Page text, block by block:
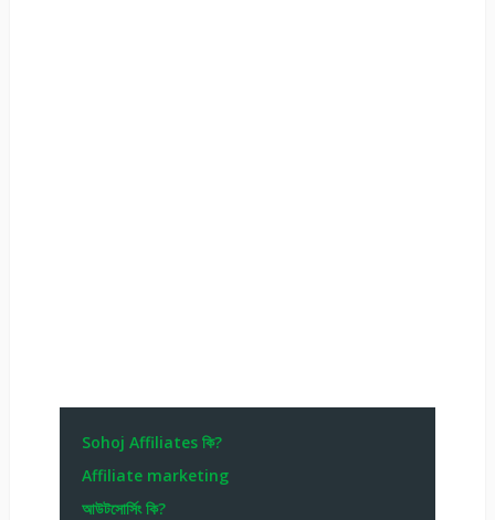
Sohoj Affiliates কি?
Affiliate marketing
আউটসোর্সিং কি?